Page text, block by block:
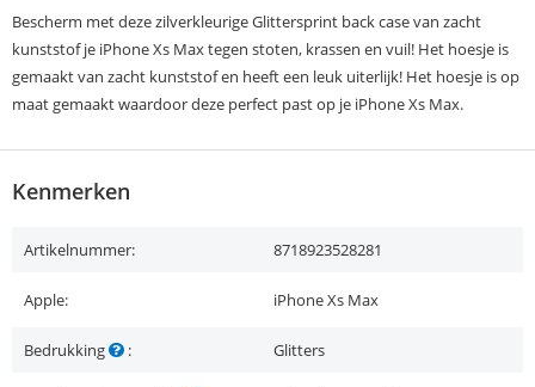
Bescherm met deze zilverkleurige Glittersprint back case van zacht
kunststof je iPhone Xs Max tegen stoten, krassen en vuil! Het hoesje is
gemaakt van zacht kunststof en heeft een leuk uiterlijk! Het hoesje is op
maat gemaakt waardoor deze perfect past op je iPhone Xs Max.
Kenmerken
Artikelnummer: 8718923528281
Apple: iPhone Xs Max
Bedrukking : Glitters